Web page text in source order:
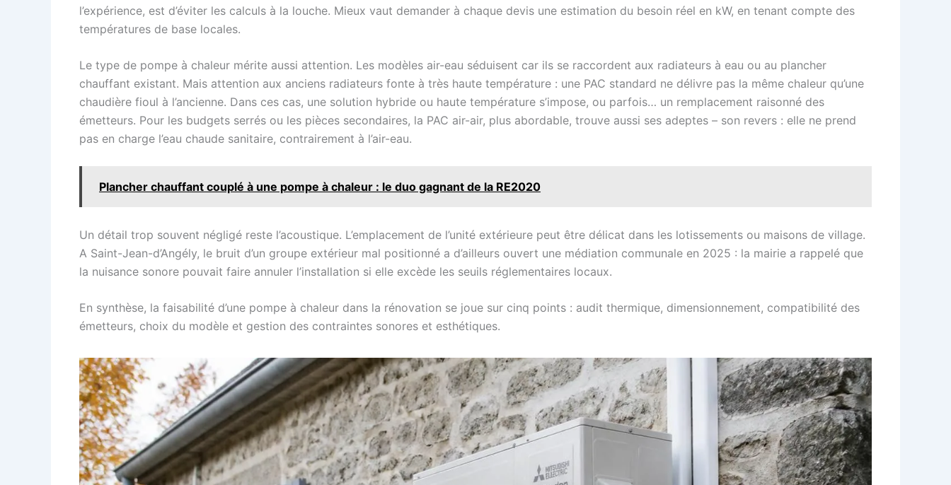
l’expérience, est d’éviter les calculs à la louche. Mieux vaut demander à chaque devis une estimation du besoin réel en kW, en tenant compte des
températures de base locales.
Le type de pompe à chaleur mérite aussi attention. Les modèles air-eau séduisent car ils se raccordent aux radiateurs à eau ou au plancher
chauffant existant. Mais attention aux anciens radiateurs fonte à très haute température : une PAC standard ne délivre pas la même chaleur qu’une
chaudière fioul à l’ancienne. Dans ces cas, une solution hybride ou haute température s’impose, ou parfois… un remplacement raisonné des
émetteurs. Pour les budgets serrés ou les pièces secondaires, la PAC air-air, plus abordable, trouve aussi ses adeptes – son revers : elle ne prend
pas en charge l’eau chaude sanitaire, contrairement à l’air-eau.
Plancher chauffant couplé à une pompe à chaleur : le duo gagnant de la RE2020
Un détail trop souvent négligé reste l’acoustique. L’emplacement de l’unité extérieure peut être délicat dans les lotissements ou maisons de village.
A Saint-Jean-d’Angély, le bruit d’un groupe extérieur mal positionné a d’ailleurs ouvert une médiation communale en 2025 : la mairie a rappelé que
la nuisance sonore pouvait faire annuler l’installation si elle excède les seuils réglementaires locaux.
En synthèse, la faisabilité d’une pompe à chaleur dans la rénovation se joue sur cinq points : audit thermique, dimensionnement, compatibilité des
émetteurs, choix du modèle et gestion des contraintes sonores et esthétiques.